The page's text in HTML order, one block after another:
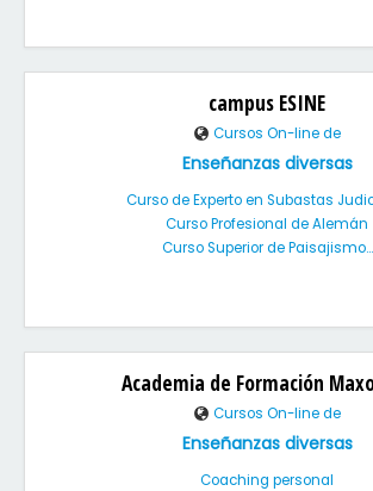
campus ESINE
Cursos On-line de
Enseñanzas diversas
Curso de Experto en Subastas
Curso Profesional de Alemán
Curso Superior de Paisajismo...
Academia de Formación
Cursos On-line de
Enseñanzas diversas
Coaching personal